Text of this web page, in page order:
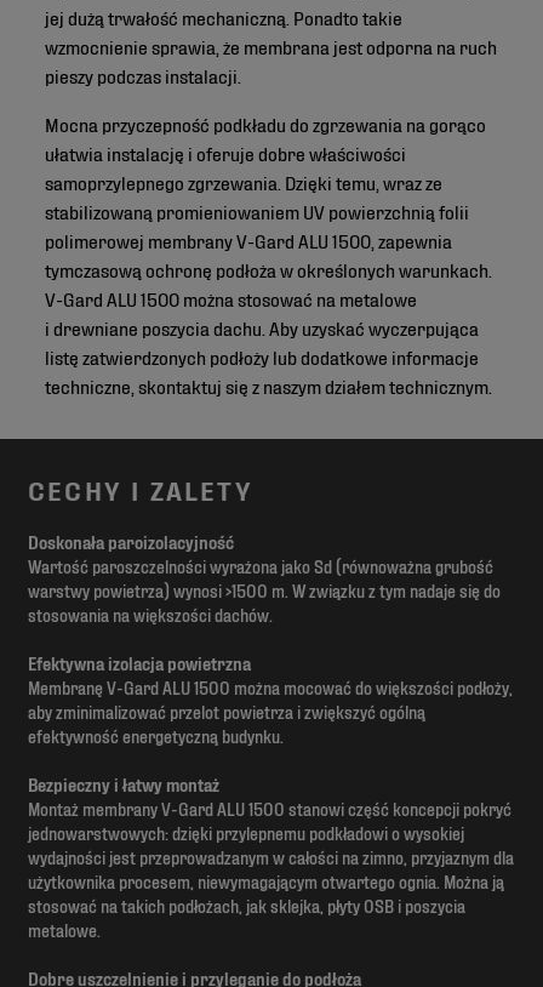
jej dużą trwałość mechaniczną. Ponadto takie
wzmocnienie sprawia, że membrana jest odporna na ruch
pieszy podczas instalacji.
Mocna przyczepność podkładu do zgrzewania na gorąco
ułatwia instalację i oferuje dobre właściwości
samoprzylepnego zgrzewania. Dzięki temu, wraz ze
stabilizowaną promieniowaniem UV powierzchnią folii
polimerowej membrany V-Gard ALU 1500, zapewnia
tymczasową ochronę podłoża w określonych warunkach.
V-Gard ALU 1500 można stosować na metalowe
i drewniane poszycia dachu. Aby uzyskać wyczerpująca
listę zatwierdzonych podłoży lub dodatkowe informacje
techniczne, skontaktuj się z naszym działem technicznym.
CECHY I ZALETY
Doskonała paroizolacyjność
Wartość paroszczelności wyrażona jako Sd (równoważna grubość
warstwy powietrza) wynosi >1500 m. W związku z tym nadaje się do
stosowania na większości dachów.
Efektywna izolacja powietrzna
Membranę V-Gard ALU 1500 można mocować do większości podłoży,
aby zminimalizować przelot powietrza i zwiększyć ogólną
efektywność energetyczną budynku.
Bezpieczny i łatwy montaż
Montaż membrany V-Gard ALU 1500 stanowi część koncepcji pokryć
jednowarstwowych: dzięki przylepnemu podkładowi o wysokiej
wydajności jest przeprowadzanym w całości na zimno, przyjaznym dla
użytkownika procesem, niewymagającym otwartego ognia. Można ją
stosować na takich podłożach, jak sklejka, płyty OSB i poszycia
metalowe.
Dobre uszczelnienie i przyleganie do podłoża